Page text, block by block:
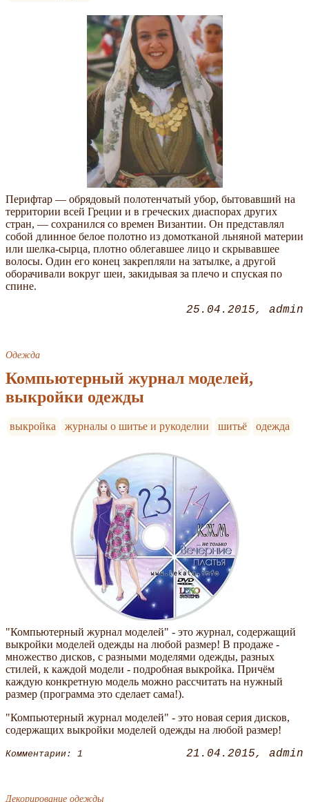
Перифтар — обрядовый полотенчатый убор, бытовавший на
территории всей Греции и в греческих диаспорах других
стран, — сохранился со времен Византии. Он представлял
собой длинное белое полотно из домотканой льняной материи
или шелка-сырца, плотно облегавшее лицо и скрывавшее
волосы. Один его конец закрепляли на затылке, а другой
оборачивали вокруг шеи, закидывая за плечо и спуская по
спине.
25.04.2015 admin
Одежда
Компьютерный журнал моделей,
выкройки одежды
выкройка журналы о шитье и рукоделии шитьё одежда
"Компьютерный журнал моделей" - это журнал, содержащий
выкройки моделей одежды на любой размер! В продаже -
множество дисков, с разными моделями одежды, разных
стилей, к каждой модели - подробная выкройка. Причём
каждую конкретную модель можно рассчитать на нужный
размер (программа это сделает сама!).
"Компьютерный журнал моделей" - это новая серия дисков,
содержащих выкройки моделей одежды на любой размер!
Комментарии: 1 21.04.2015 admin
Декорирование одежды